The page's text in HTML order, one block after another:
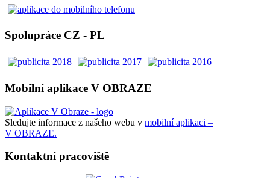
Spolupráce CZ - PL
Mobilní aplikace V OBRAZE
Sledujte informace z našeho webu v mobilní aplikaci –
V OBRAZE.
Kontaktní pracoviště